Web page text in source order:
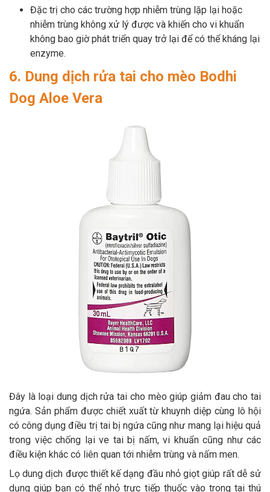
Đặc trị cho các trường hợp nhiễm trùng lặp lại hoặc
nhiễm trùng không xử lý được và khiến cho vi khuẩn
không bao giờ phát triển quay trở lại để có thể kháng lại
enzyme.
6. Dung dịch rửa tai cho mèo Bodhi
Dog Aloe Vera
Đây là loại dung dịch rửa tai cho mèo giúp giảm đau cho tai
ngứa. Sản phẩm được chiết xuất từ khuynh diệp cùng lô hội
có công dụng điều trị tai bị ngứa cũng như mang lại hiệu quả
trong việc chống lại ve tai bị nấm, vi khuẩn cũng như các
điều kiện khác có liên quan tới nhiễm trùng và nấm men.
Lọ dung dịch được thiết kế dạng đầu nhỏ giọt giúp rất dễ sử
dụng giúp bạn có thể nhỏ trực tiếp thuốc vào trong tai thú